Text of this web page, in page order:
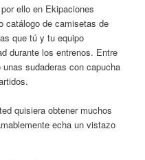
ello en Ekipaciones
catálogo de camisetas de
que tú y tu equipo
durante los entrenos. Entre
sudaderas con capucha
quisiera obtener muchos
echa un vistazo